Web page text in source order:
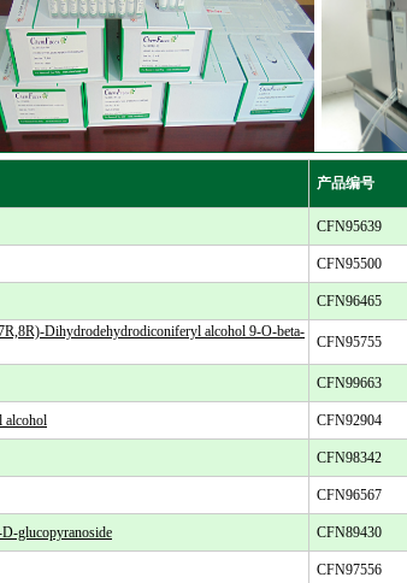
产品编号
CFN95639
CFN95500
CFN96465
Dihydrodehydrodiconiferyl alcohol 9-O-beta-
CFN95755
CFN99663
alcohol CFN92904
CFN98342
CFN96567
glucopyranoside CFN89430
CFN97556